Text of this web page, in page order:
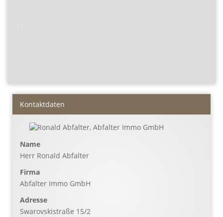
Kontaktdaten
Name
Herr Ronald Abfalter
Firma
Abfalter Immo GmbH
Adresse
Swarovskistraße 15/2